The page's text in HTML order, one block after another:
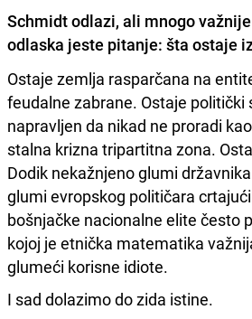
Schmidt odlazi, ali mnogo
odlaska jeste pitanje: šta ostaje
Ostaje zemlja rasparčana na
feudalne zabrane. Ostaje politički
napravljen da nikad ne proradi
stalna krizna tripartitna zona.
Dodik nekažnjeno glumi
glumi evropskog političara
bošnjačke nacionalne elite često
kojoj je etnička matematika
glumeći korisne idiote.
I sad dolazimo do zida istine.